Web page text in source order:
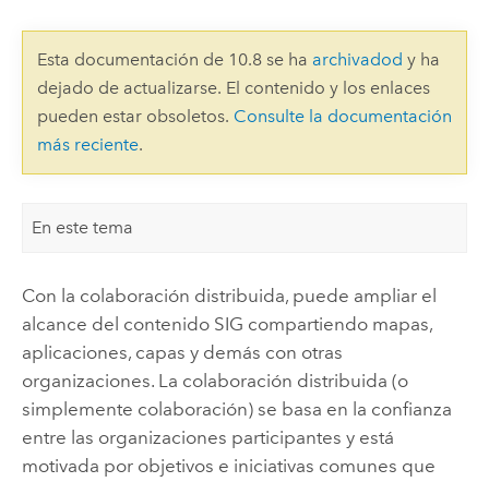
Esta documentación de 10.8 se ha archivadod y ha
dejado de actualizarse. El contenido y los enlaces
pueden estar obsoletos. Consulte la documentación
más reciente.
En este tema
Con la colaboración distribuida, puede ampliar el
alcance del contenido SIG compartiendo mapas,
aplicaciones, capas y demás con otras
organizaciones. La colaboración distribuida (o
simplemente colaboración) se basa en la confianza
entre las organizaciones participantes y está
motivada por objetivos e iniciativas comunes que